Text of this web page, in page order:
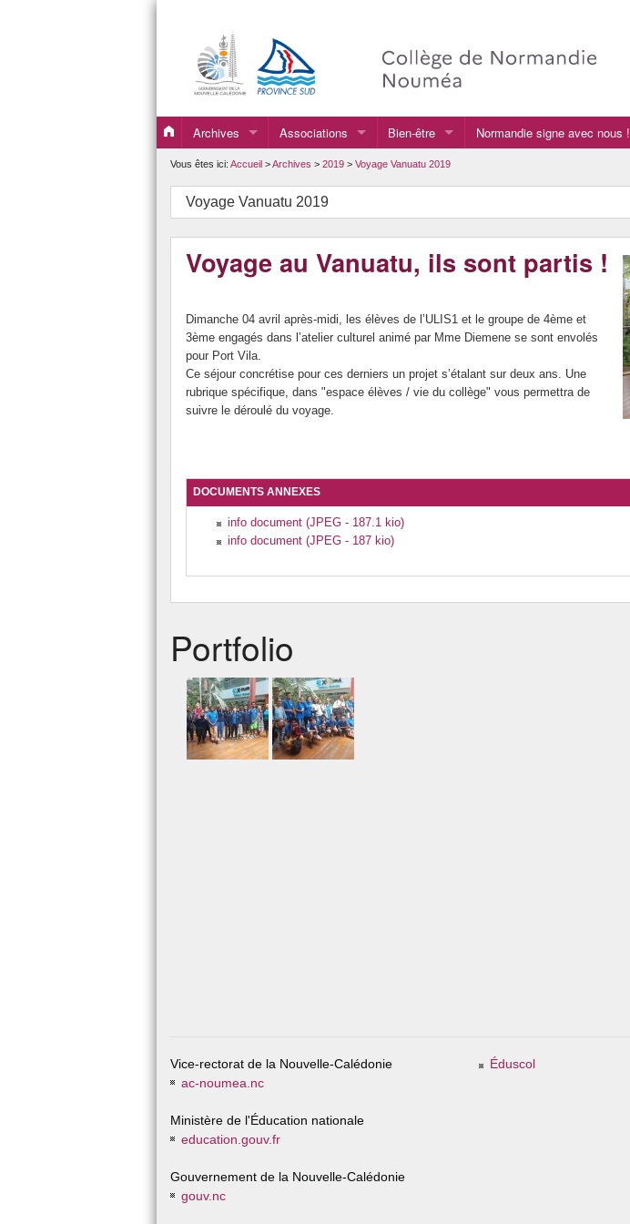
Archives
2019
2020
2022
2024
2025
Associations
Association Sportive
FSE
Bien-être
Normandie signe avec nous !
Vous êtes ici: Accueil >Archives > 2019 > Voyage Vanuatu 2019
Voyage Vanuatu 2019
Voyage au Vanuatu, ils sont partis !
Dimanche 04 avril après-midi, les élèves de l’ULIS1 et le groupe de 4ème et
3ème engagés dans l’atelier culturel animé par Mme Diemene se sont envolés
pour Port Vila.
Ce séjour concrétise pour ces derniers un projet s’étalant sur deux ans. Une
rubrique spécifique, dans "espace élèves / vie du collège" vous permettra de
suivre le déroulé du voyage.
DOCUMENTS ANNEXES
info document (JPEG - 187.1 kio)
info document (JPEG - 187 kio)
Portfolio
Vice-rectorat de la Nouvelle-Calédonie
ac-noumea.nc
Ministère de l'Éducation nationale
education.gouv.fr
Gouvernement de la Nouvelle-Calédonie
gouv.nc
Éduscol